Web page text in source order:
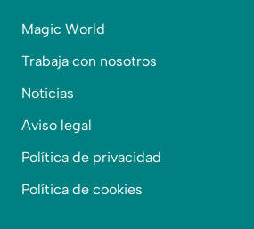
Magic World
Trabaja con nosotros
Noticias
Aviso legal
Política de privacidad
Política de cookies